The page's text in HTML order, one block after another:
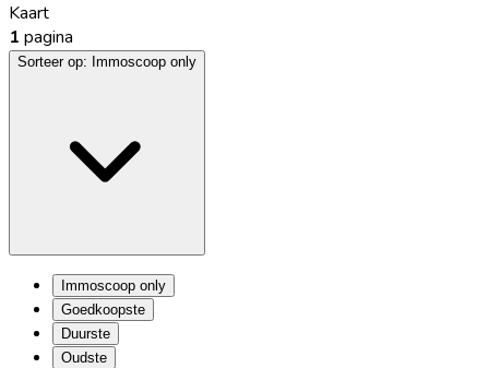
Kaart
1 pagina
Sorteer op: Immoscoop only
Immoscoop only
Goedkoopste
Duurste
Oudste